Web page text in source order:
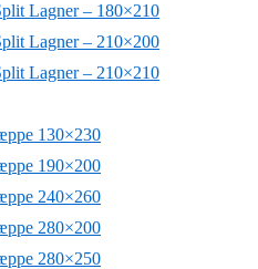
Lagner – 180×210
Lagner – 210×200
Lagner – 210×210
130×230
190×200
240×260
280×200
280×250